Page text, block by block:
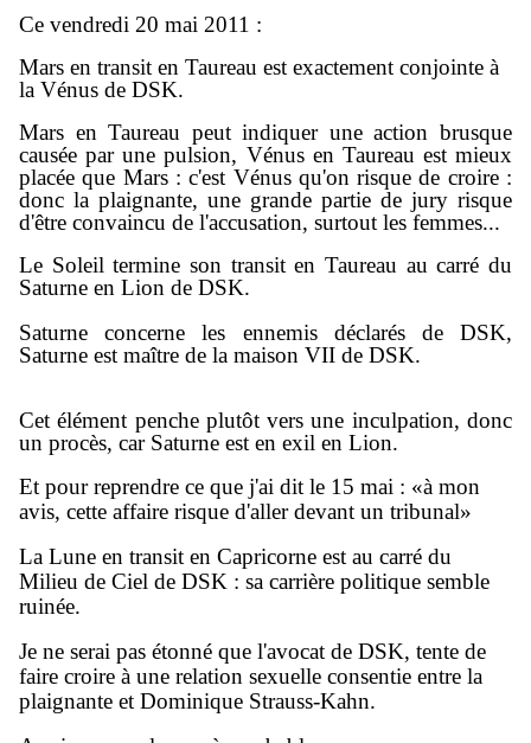
Ce vendredi 20 mai 2011 :
Mars en transit en Taureau est exactement conjointe à
la Vénus de DSK.
Mars en Taureau peut indiquer une action brusque
causée par une pulsion, Vénus en Taureau est mieux
placée que Mars : c'est Vénus qu'on risque de croire :
donc la plaignante, une grande partie de jury risque
d'être convaincu de l'accusation, surtout les femmes...
Le Soleil termine son transit en Taureau au carré du
Saturne en Lion de DSK.
Saturne concerne les ennemis déclarés de DSK,
Saturne est maître de la maison VII de DSK.
Cet élément penche plutôt vers une inculpation, donc
un procès, car Saturne est en exil en Lion.
Et pour reprendre ce que j'ai dit le 15 mai : «à mon
avis, cette affaire risque d'aller devant un tribunal»
La Lune en transit en Capricorne est au carré du
Milieu de Ciel de DSK : sa carrière politique semble
ruinée.
Je ne serai pas étonné que l'avocat de DSK, tente de
faire croire à une relation sexuelle consentie entre la
plaignante et Dominique Strauss-Kahn.